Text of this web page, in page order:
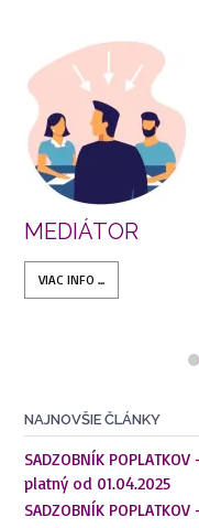
NAJNOVŠIE ČLÁNKY
SADZOBNÍK
platný od 01.04.2025
SADZOBNÍK